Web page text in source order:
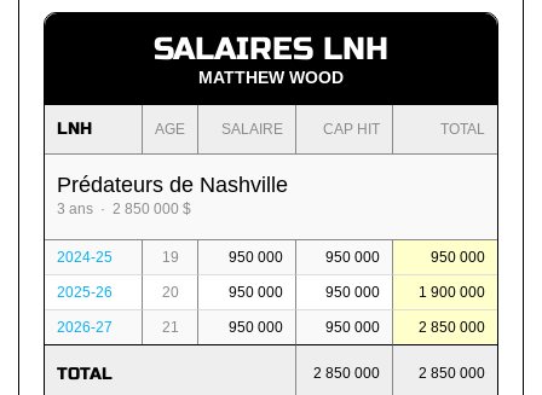
SALAIRES LNH
MATTHEW WOOD
LNH AGE SALAIRE CAP HIT TOTAL
Prédateurs de Nashville
3 ans · 2 850 000 $
2024-25 19 950 000 950 000 950 000
2025-26 20 950 000 950 000 1 900 000
2026-27 21 950 000 950 000 2 850 000
TOTAL 2 850 000 2 850 000